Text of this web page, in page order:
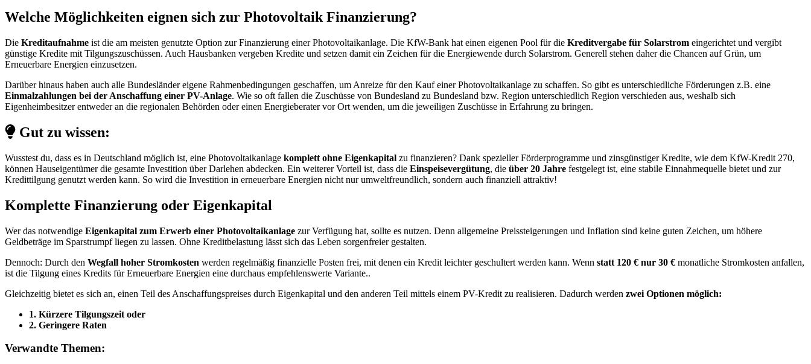
Welche Möglichkeiten eignen sich zur Photovoltaik Finanzierung?
Die Kreditaufnahme ist die am meisten genutzte Option zur Finanzierung einer Photovoltaikanlage. Die KfW-Bank hat einen eigenen Pool für die Kreditvergabe für Solarstrom eingerichtet und vergibt
günstige Kredite mit Tilgungszuschüssen. Auch Hausbanken vergeben Kredite und setzen damit ein Zeichen für die Energiewende durch Solarstrom. Generell stehen daher die Chancen auf Grün, um
Erneuerbare Energien einzusetzen.
Darüber hinaus haben auch alle Bundesländer eigene Rahmenbedingungen geschaffen, um Anreize für den Kauf einer Photovoltaikanlage zu schaffen. So gibt es unterschiedliche Förderungen z.B. eine
Einmalzahlungen bei der Anschaffung einer PV-Anlage. Wie so oft fallen die Zuschüsse von Bundesland zu Bundesland bzw. Region unterschiedlich Region verschieden aus, weshalb sich
Eigenheimbesitzer entweder an die regionalen Behörden oder einen Energieberater vor Ort wenden, um die jeweiligen Zuschüsse in Erfahrung zu bringen.
Gut zu wissen:
Wusstest du, dass es in Deutschland möglich ist, eine Photovoltaikanlage komplett ohne Eigenkapital zu finanzieren? Dank spezieller Förderprogramme und zinsgünstiger Kredite, wie dem KfW-Kredit 270,
können Hauseigentümer die gesamte Investition über Darlehen abdecken. Ein weiterer Vorteil ist, dass die Einspeisevergütung, die über 20 Jahre festgelegt ist, eine stabile Einnahmequelle bietet und zur
Kredittilgung genutzt werden kann. So wird die Investition in erneuerbare Energien nicht nur umweltfreundlich, sondern auch finanziell attraktiv!
Komplette Finanzierung oder Eigenkapital
Wer das notwendige Eigenkapital zum Erwerb einer Photovoltaikanlage zur Verfügung hat, sollte es nutzen. Denn allgemeine Preissteigerungen und Inflation sind keine guten Zeichen, um höhere
Geldbeträge im Sparstrumpf liegen zu lassen. Ohne Kreditbelastung lässt sich das Leben sorgenfreier gestalten.
Dennoch: Durch den Wegfall hoher Stromkosten werden regelmäßig finanzielle Posten frei, mit denen ein Kredit leichter geschultert werden kann. Wenn statt 120 € nur 30 € monatliche Stromkosten anfallen,
ist die Tilgung eines Kredits für Erneuerbare Energien eine durchaus empfehlenswerte Variante..
Gleichzeitig bietet es sich an, einen Teil des Anschaffungspreises durch Eigenkapital und den anderen Teil mittels einem PV-Kredit zu realisieren. Dadurch werden zwei Optionen möglich:
1. Kürzere Tilgungszeit oder
2. Geringere Raten
Verwandte Themen: